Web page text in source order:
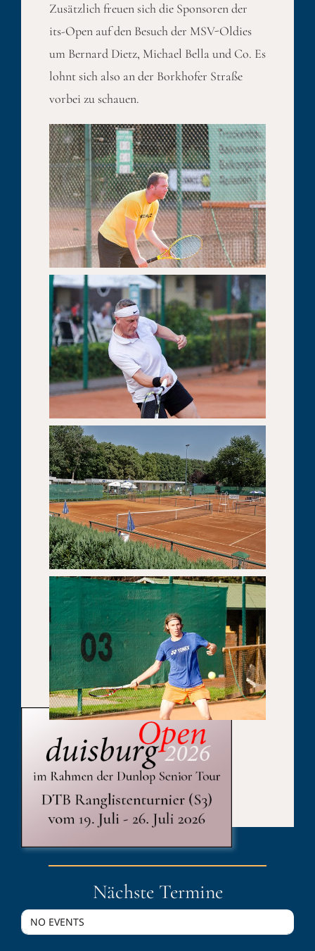
Zusätzlich freuen sich die Sponsoren der
its-Open auf den Besuch der MSV-Oldies
um Bernard Dietz, Michael Bella und Co. Es
lohnt sich also an der Borkhofer Straße
vorbei zu schauen.
Published On: 1. August 2014
Kategorien:Sport
Nächste Termine
NO EVENTS